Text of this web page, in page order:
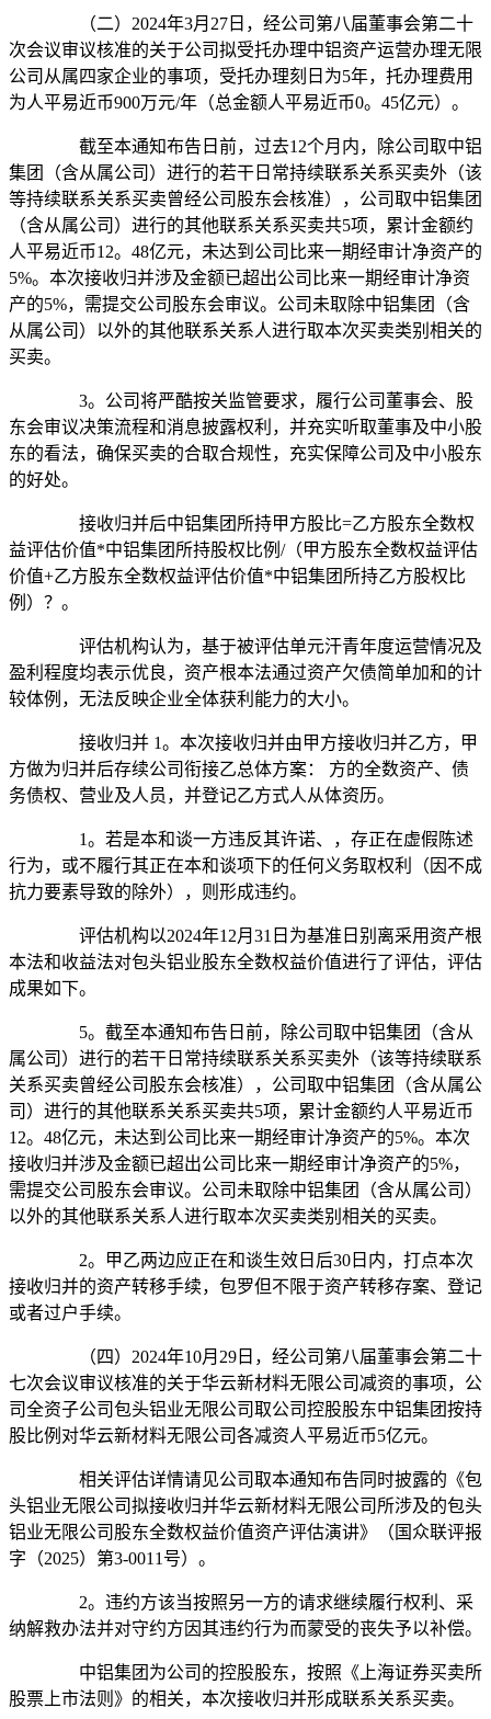
（二）2024年3月27日，经公司第八届董事会第二十
次会议审议核准的关于公司拟受托办理中铝资产运营办理无限
公司从属四家企业的事项，受托办理刻日为5年，托办理费用
为人平易近币900万元/年（总金额人平易近币0。45亿元）。
截至本通知布告日前，过去12个月内，除公司取中铝
集团（含从属公司）进行的若干日常持续联系关系买卖外（该
等持续联系关系买卖曾经公司股东会核准），公司取中铝集团
（含从属公司）进行的其他联系关系买卖共5项，累计金额约
人平易近币12。48亿元，未达到公司比来一期经审计净资产的
5%。本次接收归并涉及金额已超出公司比来一期经审计净资
产的5%，需提交公司股东会审议。公司未取除中铝集团（含
从属公司）以外的其他联系关系人进行取本次买卖类别相关的
买卖。
3。公司将严酷按关监管要求，履行公司董事会、股
东会审议决策流程和消息披露权利，并充实听取董事及中小股
东的看法，确保买卖的合取合规性，充实保障公司及中小股东
的好处。
接收归并后中铝集团所持甲方股比=乙方股东全数权
益评估价值*中铝集团所持股权比例/（甲方股东全数权益评估
价值+乙方股东全数权益评估价值*中铝集团所持乙方股权比
例）？。
评估机构认为，基于被评估单元汗青年度运营情况及
盈利程度均表示优良，资产根本法通过资产欠债简单加和的计
较体例，无法反映企业全体获利能力的大小。
接收归并 1。本次接收归并由甲方接收归并乙方，甲
方做为归并后存续公司衔接乙总体方案： 方的全数资产、债
务债权、营业及人员，并登记乙方式人从体资历。
1。若是本和谈一方违反其许诺、，存正在虚假陈述
行为，或不履行其正在本和谈项下的任何义务取权利（因不成
抗力要素导致的除外），则形成违约。
评估机构以2024年12月31日为基准日别离采用资产根
本法和收益法对包头铝业股东全数权益价值进行了评估，评估
成果如下。
5。截至本通知布告日前，除公司取中铝集团（含从
属公司）进行的若干日常持续联系关系买卖外（该等持续联系
关系买卖曾经公司股东会核准），公司取中铝集团（含从属公
司）进行的其他联系关系买卖共5项，累计金额约人平易近币
12。48亿元，未达到公司比来一期经审计净资产的5%。本次
接收归并涉及金额已超出公司比来一期经审计净资产的5%，
需提交公司股东会审议。公司未取除中铝集团（含从属公司）
以外的其他联系关系人进行取本次买卖类别相关的买卖。
2。甲乙两边应正在和谈生效日后30日内，打点本次
接收归并的资产转移手续，包罗但不限于资产转移存案、登记
或者过户手续。
（四）2024年10月29日，经公司第八届董事会第二十
七次会议审议核准的关于华云新材料无限公司减资的事项，公
司全资子公司包头铝业无限公司取公司控股股东中铝集团按持
股比例对华云新材料无限公司各减资人平易近币5亿元。
相关评估详情请见公司取本通知布告同时披露的《包
头铝业无限公司拟接收归并华云新材料无限公司所涉及的包头
铝业无限公司股东全数权益价值资产评估演讲》（国众联评报
字（2025）第3-0011号）。
2。违约方该当按照另一方的请求继续履行权利、采
纳解救办法并对守约方因其违约行为而蒙受的丧失予以补偿。
中铝集团为公司的控股股东，按照《上海证券买卖所
股票上市法则》的相关，本次接收归并形成联系关系买卖。